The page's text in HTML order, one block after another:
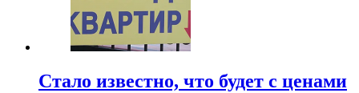
Стало известно, что будет с ценами